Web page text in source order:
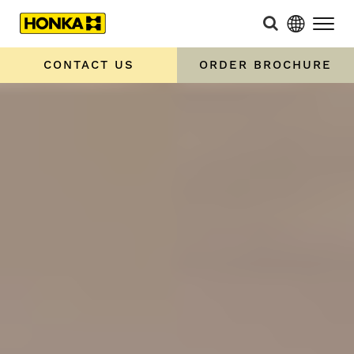
CONTACT US ORDER BROCHURE